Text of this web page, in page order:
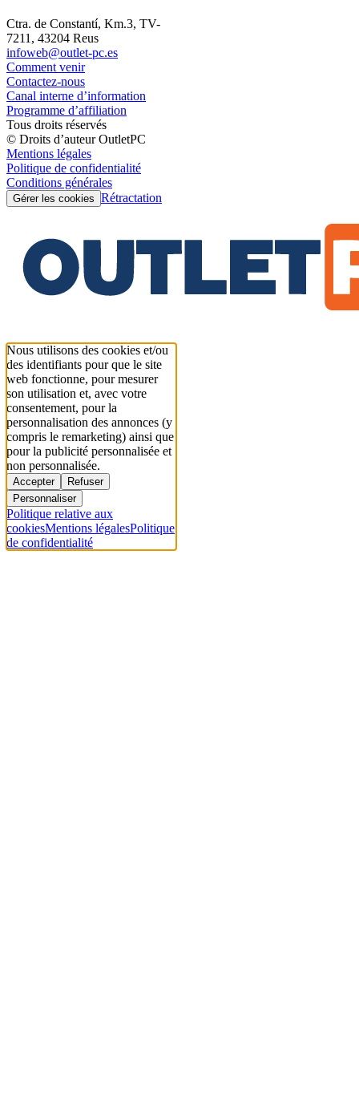
Ctra. de Constantí, Km.3, TV-
7211, 43204 Reus
infoweb@outlet-pc.es
Comment venir
Contactez-nous
Canal interne d’information
Programme d’affiliation
Tous droits réservés
© Droits d’auteur OutletPC
Mentions légales
Politique de confidentialité
Conditions générales
Gérer les cookies Rétractation
Nous utilisons des cookies et/ou
des identifiants pour que le site
web fonctionne, pour mesurer
son utilisation et, avec votre
consentement, pour la
personnalisation des annonces (y
compris le remarketing) ainsi que
pour la publicité personnalisée et
non personnalisée.
Accepter
Refuser
Personnaliser
Politique relative aux
cookiesMentions légalesPolitique
de confidentialité